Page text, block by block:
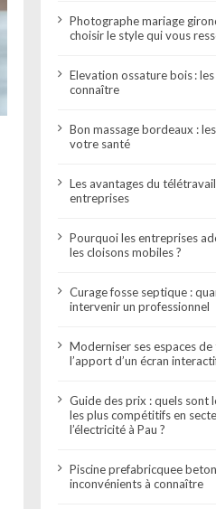
Photographe mariage
choisir le style qui vous
Elevation ossature bois :
connaître
Bon massage bordeaux :
votre santé
Les avantages du
entreprises
Pourquoi les entreprises
les cloisons mobiles ?
Curage fosse septique :
intervenir un professionnel
Moderniser ses espaces
l’apport d’un écran
Guide des prix : quels sont
les plus compétitifs en
l’électricité à Pau ?
Piscine prefabricquee
inconvénients à connaître